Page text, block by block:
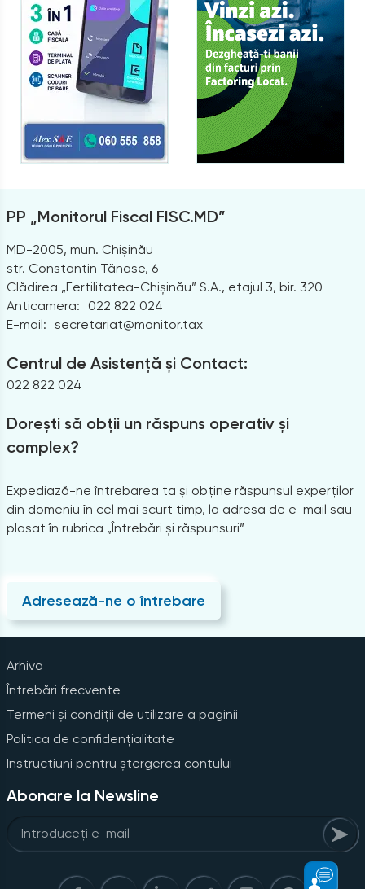
PP „Monitorul Fiscal FISC.MD”
MD-2005, mun. Chișinău
str. Constantin Tănase, 6
Clădirea „Fertilitatea-Chișinău” S.A., etajul 3, bir. 320
Anticamera:
022 822 024
E-mail: secretariat@monitor.tax
Centrul de Asistență și Contact:
022 822 024
Dorești să obții un răspuns operativ și
complex?
Expediază-ne întrebarea ta și obține răspunsul experților
din domeniu în cel mai scurt timp, la adresa de e-mail sau
plasat în rubrica „Întrebări și răspunsuri”
Adresează-ne o întrebare
Arhiva
Întrebări frecvente
Termeni și condiții de utilizare a paginii
Politica de confidențialitate
Instrucțiuni pentru ștergerea contului
Abonare la Newsline